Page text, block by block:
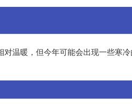
温暖，但今年可能会出现一些寒